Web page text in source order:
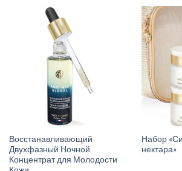
Восстанавливающий
Двухфазный Ночной
Концентрат для Молодости
Набор
нектара»